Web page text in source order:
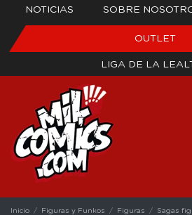
NOTICIAS SOBRE
OUTLET
LIGA DE LA
Inicio Figuras y Funkos Figuras Sagas